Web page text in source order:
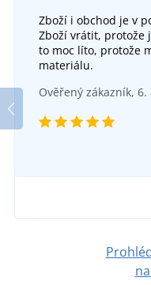
Zboží i obchod je v
Zboží vrátit, protože
to moc líto, protože
materiálu.
Ověřený zákazník, 6.